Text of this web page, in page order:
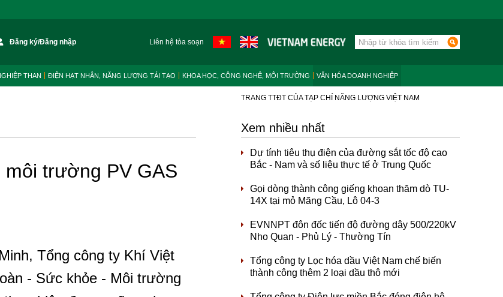
Đăng ký/Đăng nhập Liên hệ tòa soạn
THAN ĐIỆN HẠT NHÂN, NĂNG LƯỢNG TÁI TẠO KHOA HỌC, CÔNG NGHỆ, MÔI TRƯỜNG VĂN HÓA DOANH NGHIỆP
TRANG TTĐT CỦA TẠP CHÍ NĂNG LƯỢNG VIỆT NAM
trường PV GAS
Tổng công ty Khí Việt
- Sức khỏe - Môi trường
Xem nhiều nhất
Dự tính tiêu thụ điện của đường sắt tốc độ cao
Bắc - Nam và số liệu thực tế ở Trung Quốc
Gọi dòng thành công giếng khoan thăm dò TU-
14X tại mỏ Mãng Cầu, Lô 04-3
EVNNPT đôn đốc tiến độ đường dây 500/220kV
Nho Quan - Phủ Lý - Thường Tín
Tổng công ty Lọc hóa dầu Việt Nam chế biến
thành công thêm 2 loại dầu thô mới